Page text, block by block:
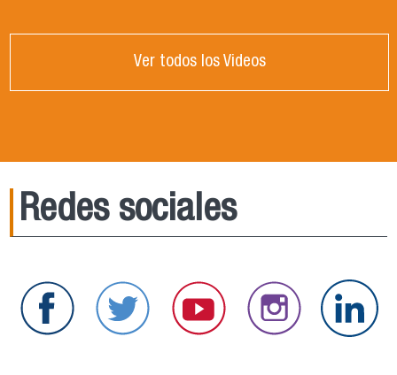
Ver todos los Videos
Redes sociales